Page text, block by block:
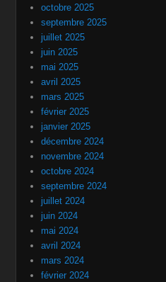
octobre 2025
septembre 2025
juillet 2025
juin 2025
mai 2025
avril 2025
mars 2025
février 2025
janvier 2025
décembre 2024
novembre 2024
octobre 2024
septembre 2024
juillet 2024
juin 2024
mai 2024
avril 2024
mars 2024
février 2024